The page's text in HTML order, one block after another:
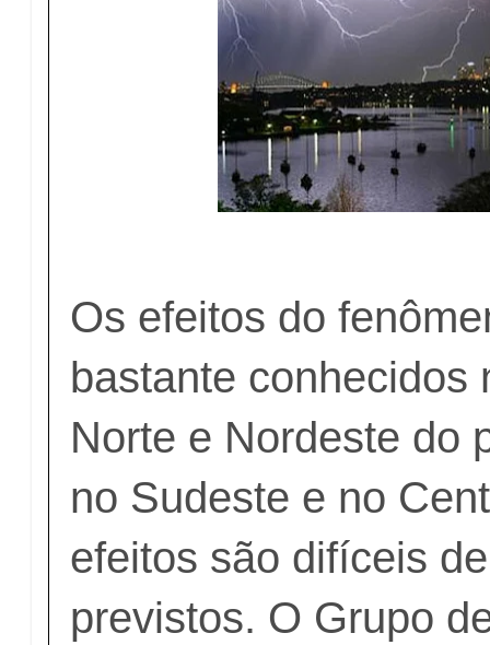
Os efeitos do
bastante conhecidos
Norte e Nordeste do
no Sudeste e no
efeitos são difíceis
previstos. O Grupo